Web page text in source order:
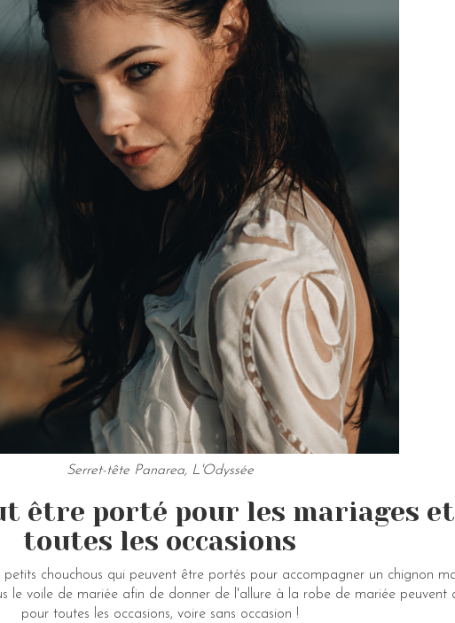
Serret-tête Panarea, L'Odyssée
être porté pour les mariages
toutes les occasions
petits chouchous qui peuvent être portés pour accompagner un chignon
le voile de mariée afin de donner de l'allure à la robe de mariée peuvent
pour toutes les occasions, voire sans occasion !